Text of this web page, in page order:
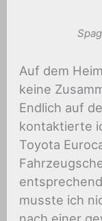
Auf dem
keine
Endlich auf
kontaktierte
Toyota
musste ich
nach einer